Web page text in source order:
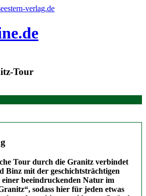
verlag.de
Tour
Tour durch die Granitz verbindet
Binz mit der geschichtsträchtigen
einer beeindruckenden Natur im
sodass hier für jeden etwas